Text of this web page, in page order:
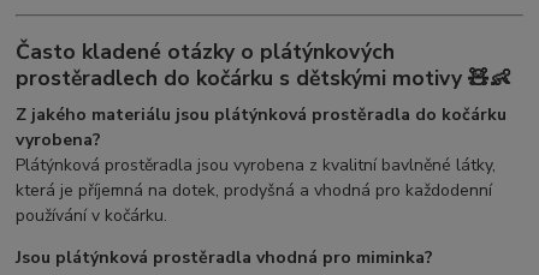
Často kladené otázky o plátýnkových
prostěradlech do kočárku s dětskými motivy 🧸👶
Z jakého materiálu jsou plátýnková prostěradla do kočárku
vyrobena?
Plátýnková prostěradla jsou vyrobena z kvalitní bavlněné látky,
která je příjemná na dotek, prodyšná a vhodná pro každodenní
používání v kočárku.
Jsou plátýnková prostěradla vhodná pro miminka?